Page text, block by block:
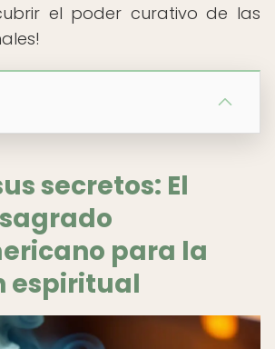
el poder curativo de las
secretos: El
para la
espiritual